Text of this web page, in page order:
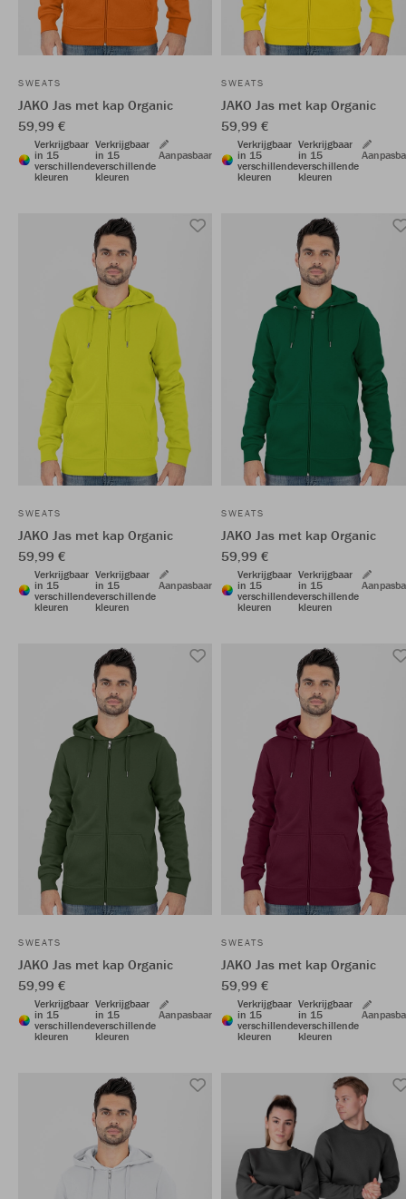
SWEATS
JAKO Jas met kap Organic
59,99 €
Verkrijgbaar
in 15
verschillende
kleuren
Verkrijgbaar
in 15
verschillende
kleuren
Aanpasbaar
SWEATS
JAKO Jas met kap Organic
59,99 €
Verkrijgbaar
in 15
verschillende
kleuren
Verkrijgbaar
in 15
verschillende
kleuren
SWEATS
JAKO Jas met kap Organic
59,99 €
Verkrijgbaar
in 15
verschillende
kleuren
Verkrijgbaar
in 15
verschillende
kleuren
Aanpasbaar
SWEATS
JAKO Jas met kap Organic
59,99 €
Verkrijgbaar
in 15
verschillende
kleuren
Verkrijgbaar
in 15
verschillende
kleuren
SWEATS
JAKO Jas met kap Organic
59,99 €
Verkrijgbaar
in 15
verschillende
kleuren
Verkrijgbaar
in 15
verschillende
kleuren
Aanpasbaar
SWEATS
JAKO Jas met kap Organic
59,99 €
Verkrijgbaar
in 15
verschillende
kleuren
Verkrijgbaar
in 15
verschillende
kleuren